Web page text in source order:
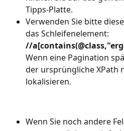
Tipps-Platte.
Verwenden Sie bitte
das Schleifenelement:
//
Wenn eine Pagination
der ursprüngliche XPath
lokalisieren.
Wenn Sie noch andere